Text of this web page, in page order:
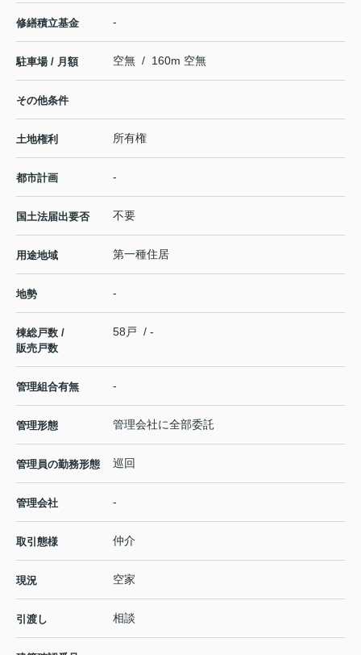
修繕積立基金 -
駐車場 / 月額 空無 / 160m 空無
その他条件
土地権利 所有権
都市計画 -
国土法届出要否 不要
用途地域 第一種住居
地勢 -
棟総戸数 /
販売戸数
58戸 / -
管理組合有無 -
管理形態 管理会社に全部委託
管理員の勤務形態 巡回
管理会社 -
取引態様 仲介
現況 空家
引渡し 相談